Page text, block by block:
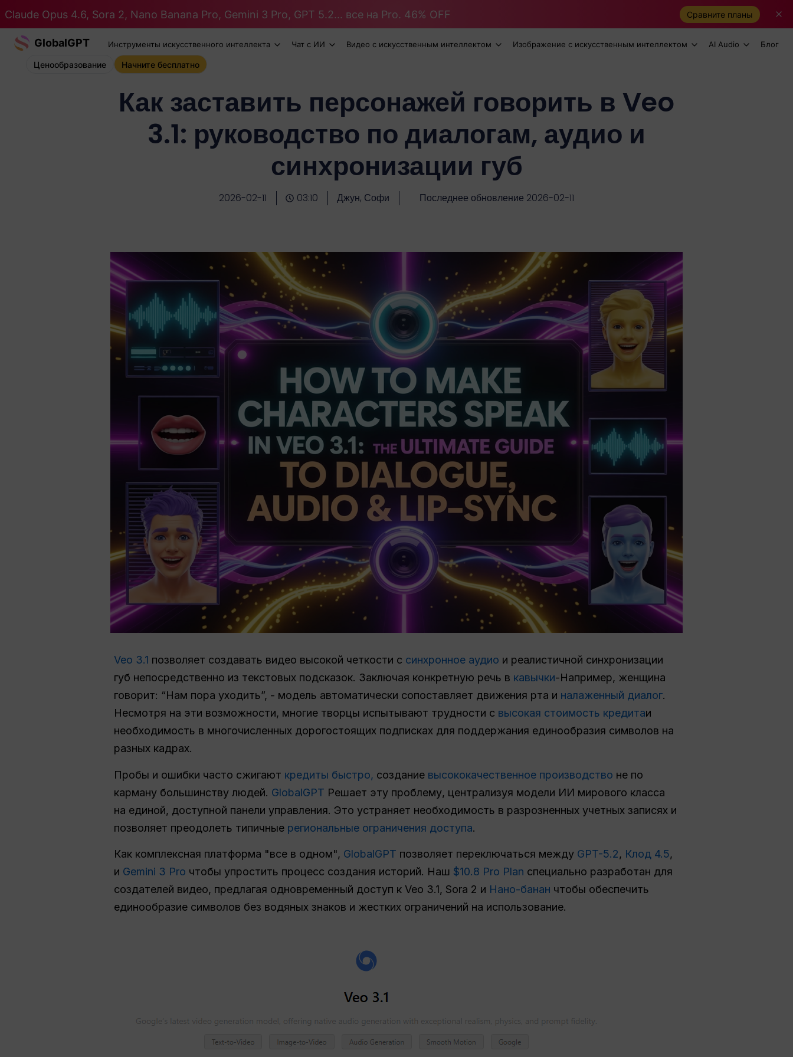
Claude Opus 4.6, Sora 2, Nano Banana Pro, Gemini 3 Pro, GPT 5.2... все на Pro. 46% OFF Сравните планы
GlobalGPT Инструменты искусственного интеллекта Чат с ИИ Видео с искусственным интеллектом Изображение с искусственным интеллектом AI Audio Блог
Ценообразование Начните бесплатно
Как заставить персонажей говорить в Veo
3.1: руководство по диалогам, аудио и
синхронизации губ
2026-02-11 03:10 Джун, Софи Последнее обновление 2026-02-11
Veo 3.1 позволяет создавать видео высокой четкости с синхронное аудио и реалистичной синхронизации
губ непосредственно из текстовых подсказок. Заключая конкретную речь в кавычки-Например, женщина
говорит: “Нам пора уходить”, - модель автоматически сопоставляет движения рта и налаженный диалог.
Несмотря на эти возможности, многие творцы испытывают трудности с высокая стоимость кредитаи
необходимость в многочисленных дорогостоящих подписках для поддержания единообразия символов на
разных кадрах.
Пробы и ошибки часто сжигают кредиты быстро, создание высококачественное производство не по
карману большинству людей. GlobalGPT Решает эту проблему, централизуя модели ИИ мирового класса
на единой, доступной панели управления. Это устраняет необходимость в разрозненных учетных записях и
позволяет преодолеть типичные региональные ограничения доступа.
Как комплексная платформа "все в одном", GlobalGPT позволяет переключаться между GPT-5.2, Клод 4.5,
и Gemini 3 Pro чтобы упростить процесс создания историй. Наш $10.8 Pro Plan специально разработан для
создателей видео, предлагая одновременный доступ к Veo 3.1, Sora 2 и Нано-банан чтобы обеспечить
единообразие символов без водяных знаков и жестких ограничений на использование.